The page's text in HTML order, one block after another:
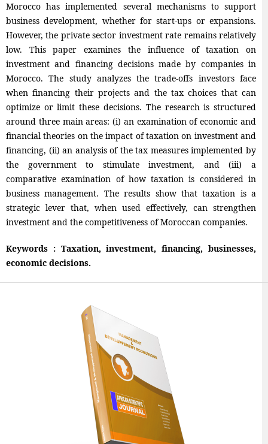
Morocco has implemented several mechanisms to support
business development, whether for start-ups or expansions.
However, the private sector investment rate remains relatively
low. This paper examines the influence of taxation on
investment and financing decisions made by companies in
Morocco. The study analyzes the trade-offs investors face
when financing their projects and the tax choices that can
optimize or limit these decisions. The research is structured
around three main areas: (i) an examination of economic and
financial theories on the impact of taxation on investment and
financing, (ii) an analysis of the tax measures implemented by
the government to stimulate investment, and (iii) a
comparative examination of how taxation is considered in
business management. The results show that taxation is a
strategic lever that, when used effectively, can strengthen
investment and the competitiveness of Moroccan companies.
Keywords : Taxation, investment, financing, businesses,
economic decisions.